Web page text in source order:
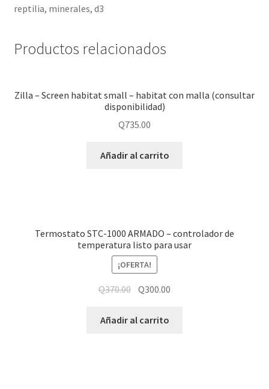
reptilia, minerales, d3
Productos relacionados
Zilla – Screen habitat small – habitat con malla (consultar
disponibilidad)
Q735.00
Añadir al carrito
Termostato STC-1000 ARMADO – controlador de
temperatura listo para usar
¡OFERTA!
Q370.00 Q300.00
Añadir al carrito